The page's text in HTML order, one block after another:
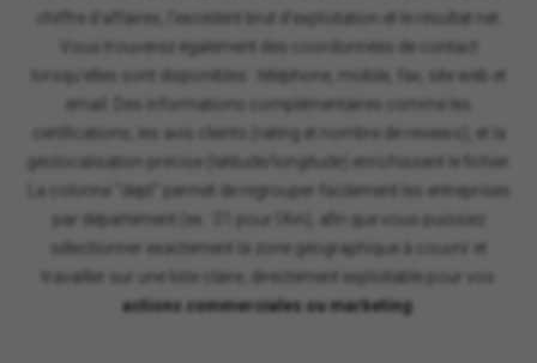
chiffre d'affaires, l'excédent brut d'exploitation et le résultat net.
Vous trouverez également des coordonnées de contact
lorsqu'elles sont disponibles : téléphone, mobile, fax, site web et
email. Des informations complémentaires comme les
certifications, les avis clients (rating et nombre de reviews), et la
géolocalisation précise (latitude/longitude) enrichissent le fichier.
La colonne "dept" permet de regrouper facilement les entreprises
par département (ex : 01 pour l'Ain), afin que vous puissiez
sélectionner exactement la zone géographique à couvrir et
travailler sur une liste claire, directement exploitable pour vos
actions commerciales ou marketing.